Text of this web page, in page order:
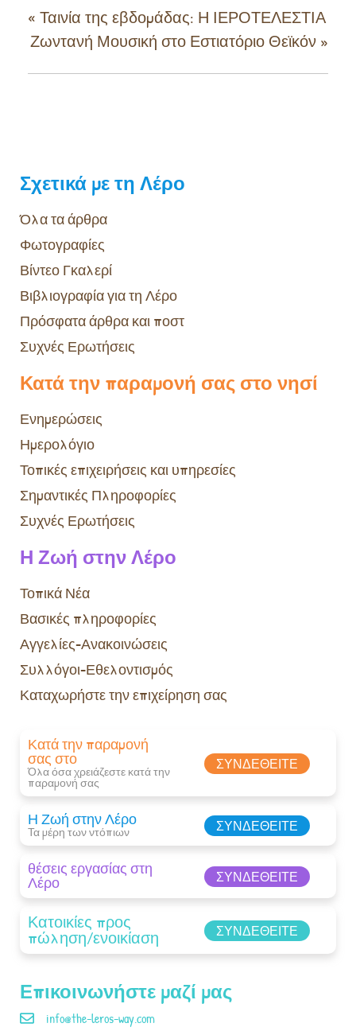
« Ταινία της εβδομάδας: Η ΙΕΡΟΤΕΛΕΣΤΙΑ
Ζωντανή Μουσική στο Εστιατόριο Θεϊκόν »
Επικοινωνήστε μαζί μας
info@the-leros-way.com
Σχετικά με τη Λέρο
Όλα τα άρθρα
Φωτογραφίες
Βίντεο Γκαλερί
Βιβλιογραφία για τη Λέρο
Πρόσφατα άρθρα και ποστ
Συχνές Ερωτήσεις
Κατά την παραμονή σας στο νησί
Ενημερώσεις
Ημερολόγιο
Τοπικές επιχειρήσεις και υπηρεσίες
Σημαντικές Πληροφορίες
Συχνές Ερωτήσεις
Η Ζωή στην Λέρο
Τοπικά Νέα
Βασικές πληροφορίες
Αγγελίες-Ανακοινώσεις
Συλλόγοι-Εθελοντισμός
Καταχωρήστε την επιχείρηση σας
Κατά την παραμονή
σας στο
Όλα όσα χρειάζεστε κατά την
παραμονή σας​
ΣΥΝΔΕΘΕΊΤΕ
Η Ζωή στην Λέρο
Τα μέρη των ντόπιων ΣΥΝΔΕΘΕΊΤΕ
θέσεις εργασίας στη
Λέρο ΣΥΝΔΕΘΕΊΤΕ
Κατοικίες προς
πώληση/ενοικίαση ΣΥΝΔΕΘΕΊΤΕ